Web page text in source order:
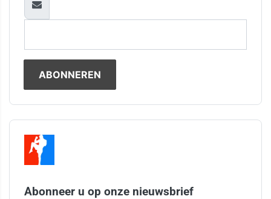
Abonneer u op onze nieuwsbrief